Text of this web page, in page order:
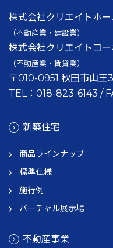
株式会社クリエイトホー
（不動産業・建設業）
株式会社クリエイトコ
（不動産業・賃貸業）
〒010-0951 秋田市山王
TEL： 018-823-6143 /
新築住宅
商品ラインナップ
標準仕様
施行例
バーチャル展示場
不動産事業